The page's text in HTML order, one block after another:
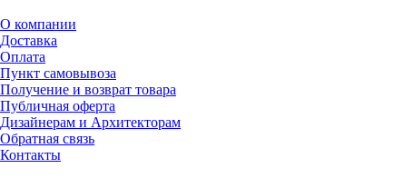
О компании
Доставка
Оплата
Пункт самовывоза
Получение и возврат товара
Публичная оферта
Дизайнерам и Архитекторам
Обратная связь
Контакты